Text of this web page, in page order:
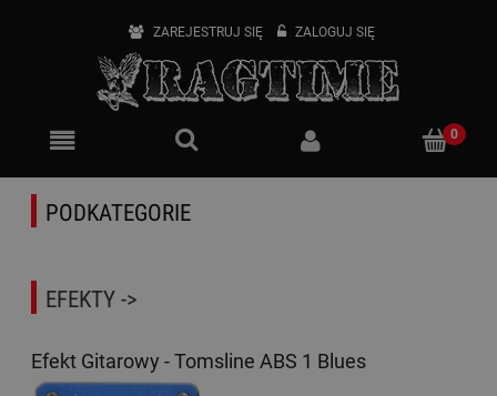
ZAREJESTRUJ SIĘ ZALOGUJ SIĘ
PODKATEGORIE
EFEKTY ->
Efekt Gitarowy - Tomsline ABS 1 Blues